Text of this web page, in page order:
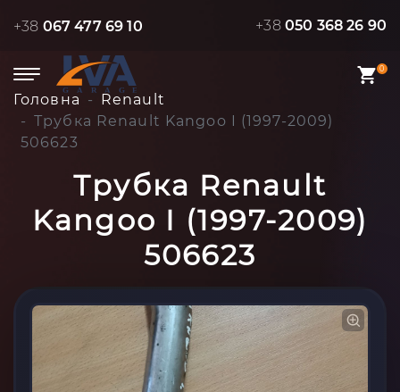
+38 067 477 69 10 +38 050 368 26 90
0
Головна
Renault
Трубка Renault Kangoo I (1997-2009)
506623
Трубка Renault
Kangoo I (1997-2009)
506623